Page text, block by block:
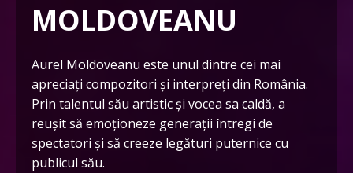
MOLDOVEANU
Aurel Moldoveanu este unul dintre cei mai
apreciați compozitori și interpreți din România.
Prin talentul său artistic și vocea sa caldă, a
reușit să emoționeze generații întregi de
spectatori și să creeze legături puternice cu
publicul său.